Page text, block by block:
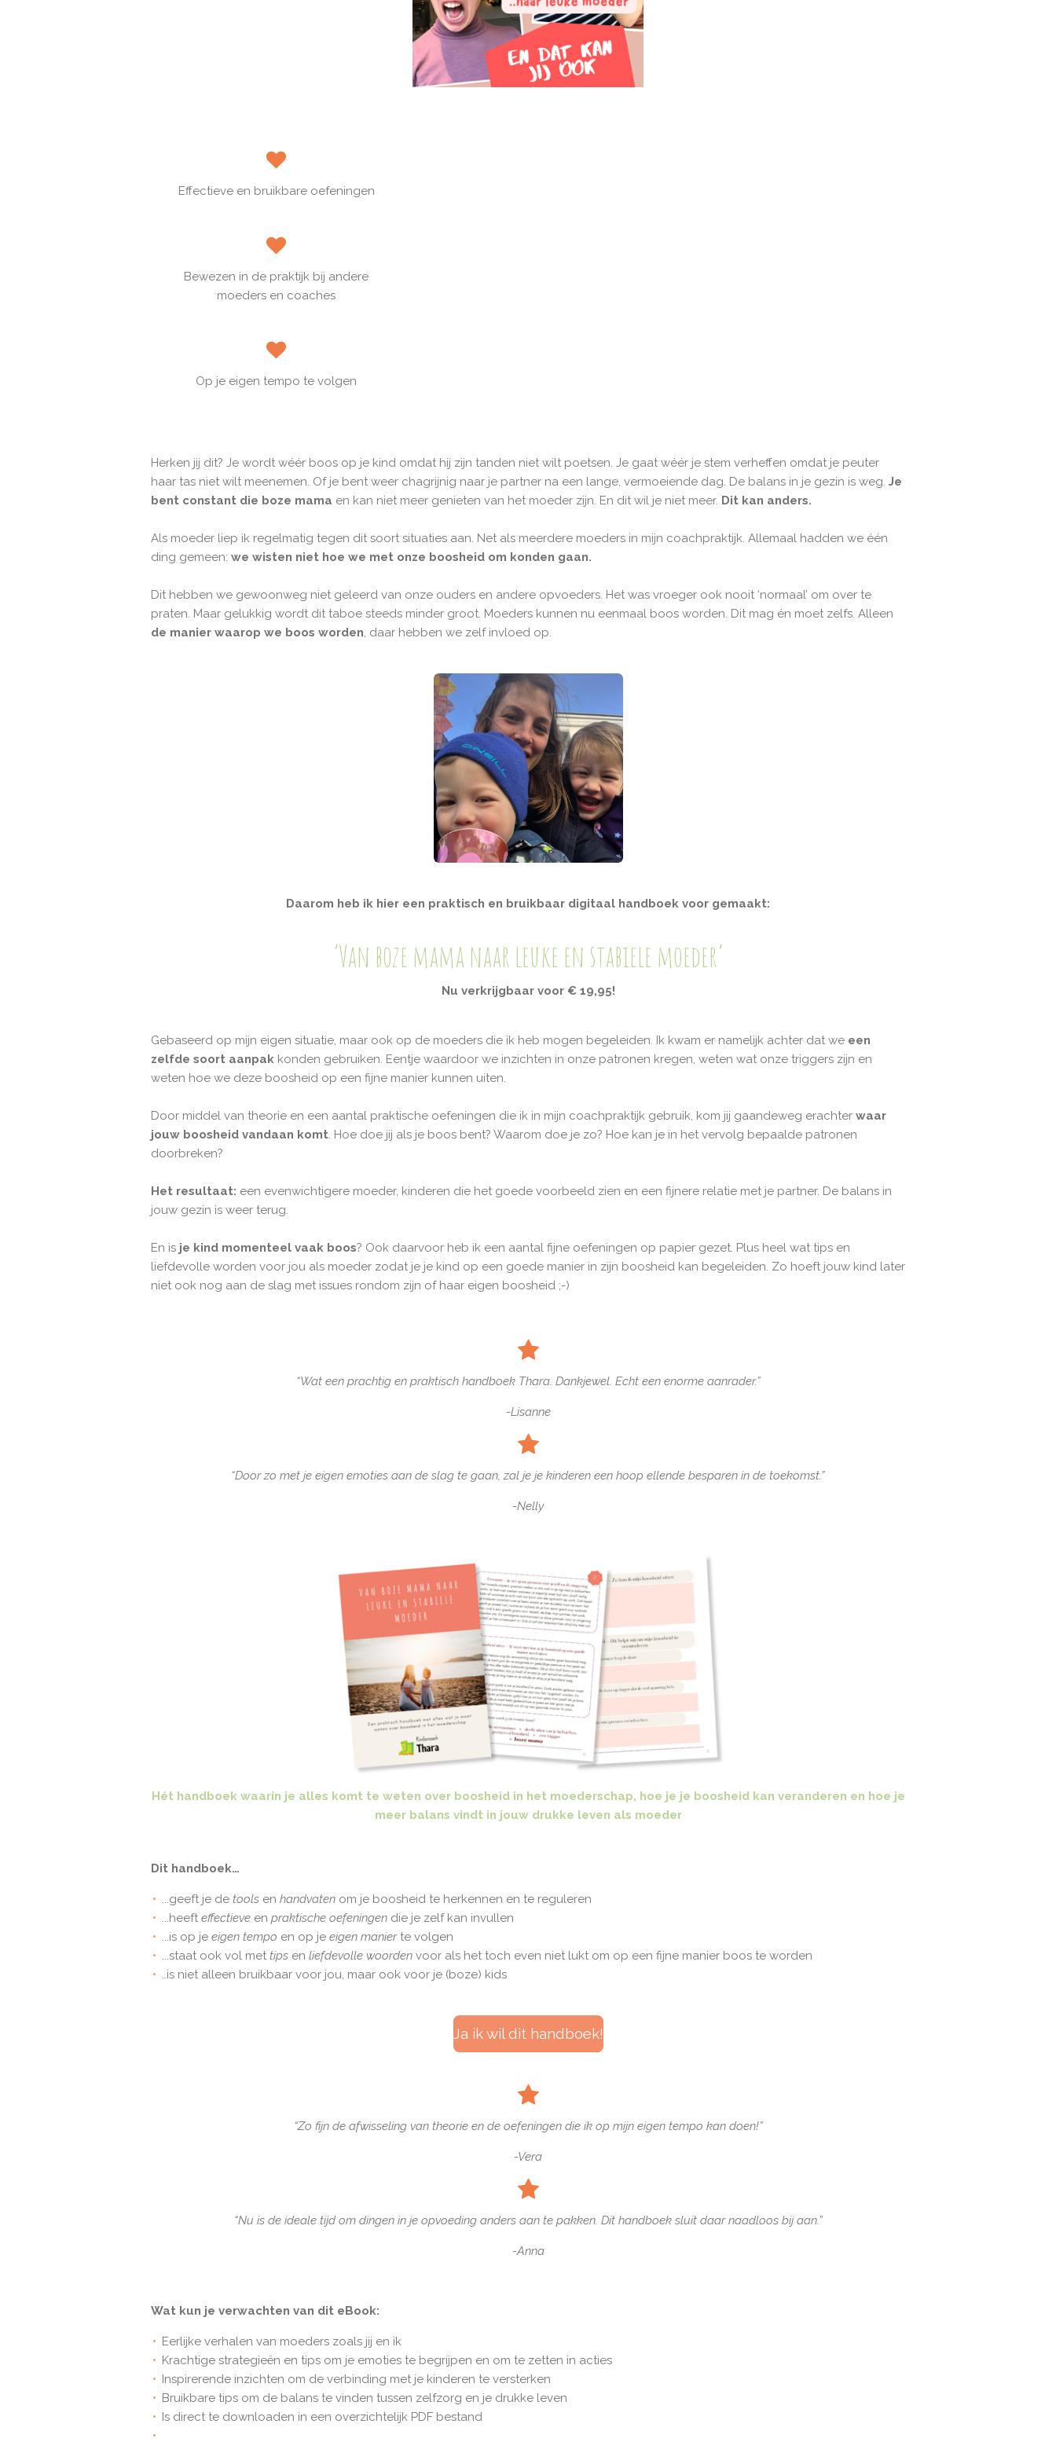
Effectieve en bruikbare oefeningen
Bewezen in de praktijk bij andere
moeders en coaches
Op je eigen tempo te volgen
Herken jij dit? Je wordt wéér boos op je kind omdat hij zijn tanden niet wilt poetsen. Je gaat wéér je stem verheffen omdat je peuter
haar tas niet wilt meenemen. Of je bent weer chagrijnig naar je partner na een lange, vermoeiende dag. De balans in je gezin is weg. Je
bent constant die boze mama en kan niet meer genieten van het moeder zijn. En dit wil je niet meer. Dit kan anders.
Als moeder liep ik regelmatig tegen dit soort situaties aan. Net als meerdere moeders in mijn coachpraktijk. Allemaal hadden we één
ding gemeen: we wisten niet hoe we met onze boosheid om konden gaan.
Dit hebben we gewoonweg niet geleerd van onze ouders en andere opvoeders. Het was vroeger ook nooit ‘normaal’ om over te
praten. Maar gelukkig wordt dit taboe steeds minder groot. Moeders kunnen nu eenmaal boos worden. Dit mag én moet zelfs. Alleen
de manier waarop we boos worden, daar hebben we zelf invloed op.
Daarom heb ik hier een praktisch en bruikbaar digitaal handboek voor gemaakt:
‘Van boze mama naar leuke en stabiele moeder’
Nu verkrijgbaar voor € 19,95!
Gebaseerd op mijn eigen situatie, maar ook op de moeders die ik heb mogen begeleiden. Ik kwam er namelijk achter dat we een
zelfde soort aanpak konden gebruiken. Eentje waardoor we inzichten in onze patronen kregen, weten wat onze triggers zijn en
weten hoe we deze boosheid op een fijne manier kunnen uiten.
Door middel van theorie en een aantal praktische oefeningen die ik in mijn coachpraktijk gebruik, kom jij gaandeweg erachter waar
jouw boosheid vandaan komt . Hoe doe jij als je boos bent? Waarom doe je zo? Hoe kan je in het vervolg bepaalde patronen
doorbreken?
Het resultaat: een evenwichtigere moeder, kinderen die het goede voorbeeld zien en een fijnere relatie met je partner. De balans in
jouw gezin is weer terug.
En is je kind momenteel vaak boos? Ook daarvoor heb ik een aantal fijne oefeningen op papier gezet. Plus heel wat tips en
liefdevolle worden voor jou als moeder zodat je je kind op een goede manier in zijn boosheid kan begeleiden. Zo hoeft jouw kind later
niet ook nog aan de slag met issues rondom zijn of haar eigen boosheid ;-)
“Wat een prachtig en praktisch handboek Thara. Dankjewel. Echt een enorme aanrader.”
-Lisanne
“Door zo met je eigen emoties aan de slag te gaan, zal je je kinderen een hoop ellende besparen in de toekomst.”
-Nelly
Hét handboek waarin je alles komt te weten over boosheid in het moederschap, hoe je je boosheid kan veranderen en hoe je
meer balans vindt in jouw drukke leven als moeder
Dit handboek…
...geeft je de tools en handvaten om je boosheid te herkennen en te reguleren
...heeft effectieve en praktische oefeningen die je zelf kan invullen
...is op je eigen tempo en op je eigen manierte volgen
...staat ook vol met tips en liefdevolle woorden voor als het toch even niet lukt om op een fijne manier boos te worden
..is niet alleen bruikbaar voor jou, maar ook voor je (boze) kids
Ja ik wil dit handboek!
“Zo fijn de afwisseling van theorie en de oefeningen die ik op mijn eigen tempo kan doen!”
-Vera
“Nu is de ideale tijd om dingen in je opvoeding anders aan te pakken. Dit handboek sluit daar naadloos bij aan.”
-Anna
Wat kun je verwachten van dit eBook:
Eerlijke verhalen van moeders zoals jij en ik
Krachtige strategieën en tips om je emoties te begrijpen en om te zetten in acties
Inspirerende inzichten om de verbinding met je kinderen te versterken
Bruikbare tips om de balans te vinden tussen zelfzorg en je drukke leven
Is direct te downloaden in een overzichtelijk PDF bestand